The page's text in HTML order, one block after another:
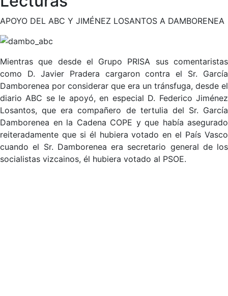
APOYO DEL ABC Y JIMÉNEZ LOSANTOS A DAMBORENEA
Mientras que desde el Grupo PRISA sus comentaristas
como D. Javier Pradera cargaron contra el Sr. García
Damborenea por considerar que era un tránsfuga, desde el
diario ABC se le apoyó, en especial D. Federico Jiménez
Losantos, que era compañero de tertulia del Sr. García
Damborenea en la Cadena COPE y que había asegurado
reiteradamente que si él hubiera votado en el País Vasco
cuando el Sr. Damborenea era secretario general de los
socialistas vizcainos, él hubiera votado al PSOE.